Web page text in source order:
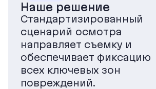
Наше решение
Стандартизированный
сценарий осмотра
направляет съемку и
обеспечивает фиксацию
всех ключевых зон
повреждений.